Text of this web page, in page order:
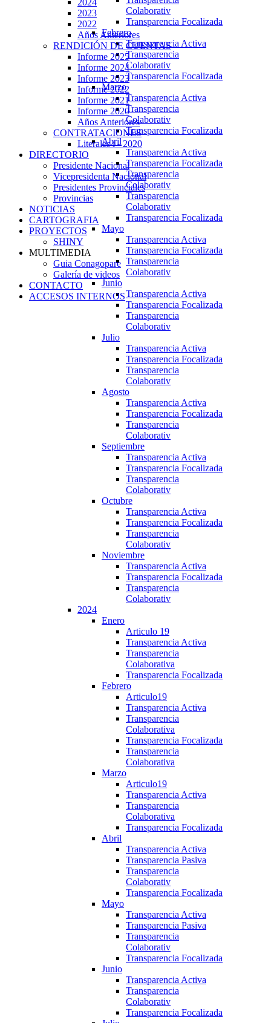
Colaborativ
Transparencia Focalizada
Febrero
Transparencia Activa
Transparencia
Colaborativ
Transparencia Focalizada
Marzo
Transparencia Activa
Transparencia
Colaborativ
Transparencia Focalizada
Abril
Transparencia Activa
Transparencia Focalizada
Transparencia
Colaborativ
Transparencia
Colaborativ
Transparencia Focalizada
Mayo
Transparencia Activa
Transparencia Focalizada
Transparencia
Colaborativ
Junio
Transparencia Activa
Transparencia Focalizada
Transparencia
Colaborativ
Julio
Transparencia Activa
Transparencia Focalizada
Transparencia
Colaborativ
Agosto
Transparencia Activa
Transparencia Focalizada
Transparencia
Colaborativ
Septiembre
Transparencia Activa
Transparencia Focalizada
Transparencia
Colaborativ
Octubre
Transparencia Activa
Transparencia Focalizada
Transparencia
Colaborativ
Noviembre
Transparencia Activa
Transparencia Focalizada
Transparencia
Colaborativ
2024
Enero
Articulo 19
Transparencia Activa
Transparencia
Colaborativa
Transparencia Focalizada
Febrero
Articulo19
Transparencia Activa
Transparencia
Colaborativa
Transparencia Focalizada
Transparencia
Colaborativa
Marzo
Articulo19
Transparencia Activa
Transparencia
Colaborativa
Transparencia Focalizada
Abril
Transparencia Activa
Transparencia Pasiva
Transparencia
Colaborativ
Transparencia Focalizada
Mayo
Transparencia Activa
Transparencia Pasiva
Transparencia
Colaborativ
Transparencia Focalizada
Junio
Transparencia Activa
Transparencia
Colaborativ
Transparencia Focalizada
2024
2023
2022
Años Anteriores
RENDICIÓN DE CUENTAS
Informe 2025
Informe 2024
Informe 2023
Informe 2022
Informe 2021
Informe 2020
Años Anteriores
CONTRATACIONES
Literales i - 2020
DIRECTORIO
Presidente Nacional
Vicepresidenta Nacional
Presidentes Provinciales
Provincias
NOTICIAS
CARTOGRAFIA
PROYECTOS
SHINY
MULTIMEDIA
Guia Conagopare
Galería de videos
CONTACTO
ACCESOS INTERNOS